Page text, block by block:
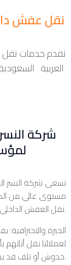
نقل عفش
نقدم خدمات
شركة
تسعى شركة النسر
مستوى عالي من
نقل العفش الداخلي والخارجي في المملكة العربية السعودية.
الخبرة
لعملائنا نقل
خدوش أو تلف قد يحدث.